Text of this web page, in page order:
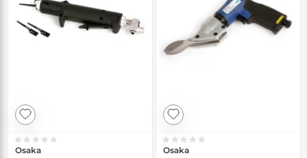
Osaka
Osaka